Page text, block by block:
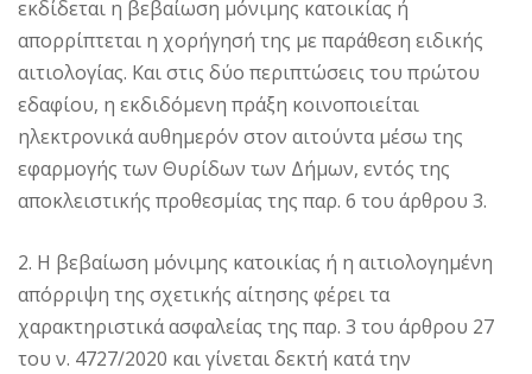
εκδίδεται η βεβαίωση μόνιμης κατοικίας ή
απορρίπτεται η χορήγησή της με παράθεση ειδικής
αιτιολογίας. Και στις δύο περιπτώσεις του πρώτου
εδαφίου, η εκδιδόμενη πράξη κοινοποιείται
ηλεκτρονικά αυθημερόν στον αιτούντα μέσω της
εφαρμογής των Θυρίδων των Δήμων, εντός της
αποκλειστικής προθεσμίας της παρ. 6 του άρθρου 3.
2. Η βεβαίωση μόνιμης κατοικίας ή η αιτιολογημένη
απόρριψη της σχετικής αίτησης φέρει τα
χαρακτηριστικά ασφαλείας της παρ. 3 του άρθρου 27
του ν. 4727/2020 και γίνεται δεκτή κατά την